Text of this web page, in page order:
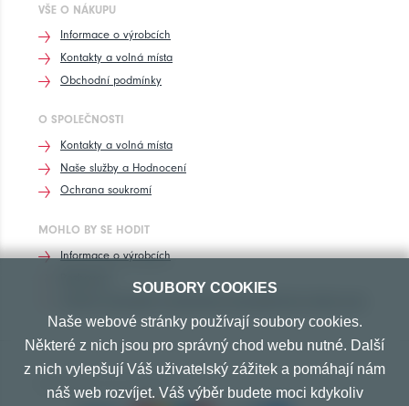
VŠE O NÁKUPU
Informace o výrobcích
Kontakty a volná místa
Obchodní podmínky
O SPOLEČNOSTI
Kontakty a volná místa
Naše služby a Hodnocení
Ochrana soukromí
MOHLO BY SE HODIT
Informace o výrobcích
PŘIJÍMÁME TYTO PLATBY
SOUBORY COOKIES
Naše webové stránky používají soubory cookies.
Některé z nich jsou pro správný chod webu nutné. Další
z nich vylepšují Váš uživatelský zážitek a pomáhají nám
náš web rozvíjet. Váš výběr budete moci kdykoliv